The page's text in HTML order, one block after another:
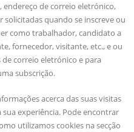
endereço de correio eletrónico,
solicitadas quando se inscreve ou
como trabalhador, candidato a
fornecedor, visitante, etc., e ou
correio eletrónico e para
subscrição.
acerca das suas visitas
experiência. Pode encontrar
utilizamos cookies na secção